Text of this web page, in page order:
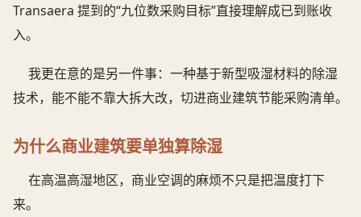
Transaera 提到的“九位数采购目标”直接理解成已到账收
入。
我更在意的是另一件事：一种基于新型吸湿材料的除湿
技术，能不能不靠大拆大改，切进商业建筑节能采购清单。
为什么商业建筑要单独算除湿
在高温高湿地区，商业空调的麻烦不只是把温度打下
来。